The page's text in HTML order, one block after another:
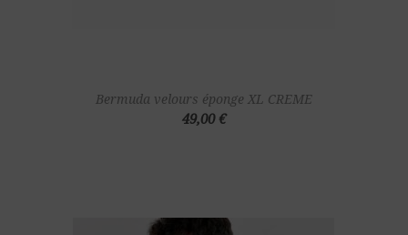
Bermuda velours éponge XL CREME
49,00 €